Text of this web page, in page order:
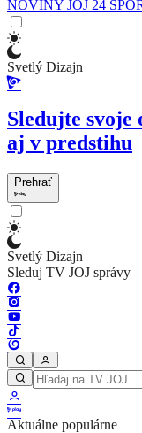
NOVINY JOJ 24
Svetlý Dizajn
Sledujte svoje
aj v predstihu
Prehrať
Svetlý Dizajn
Sleduj TV JOJ správy
Aktuálne populárne